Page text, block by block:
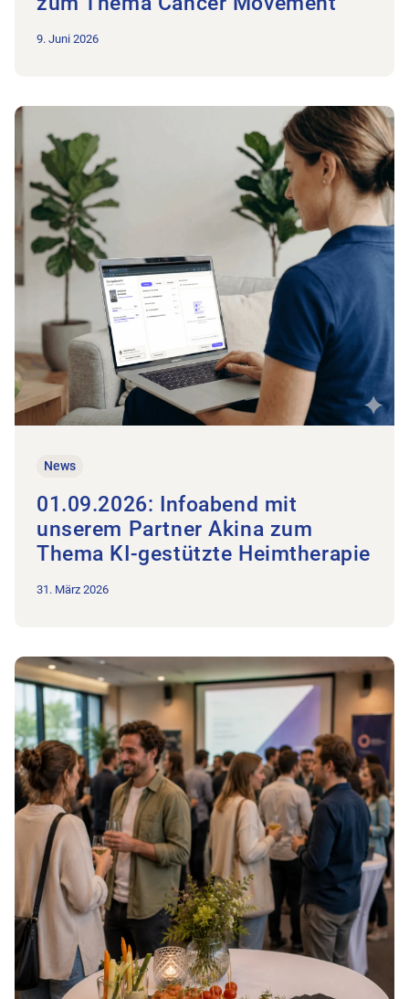
9. Juni 2026
News
01.09.2026: Infoabend mit
unserem Partner Akina zum
Thema KI-gestützte Heimtherapie
31. März 2026
Zum Beitrag 01.09.2026: Infoabend mit unserem Partner
Zum Beitrag Einladung zum Info- und Fragenfenster zu